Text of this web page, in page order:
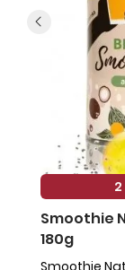
Smoothie
180g
Smoothie